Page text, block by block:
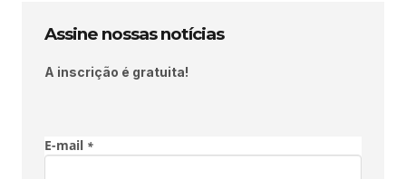
Assine nossas notícias
A inscrição é gratuita!